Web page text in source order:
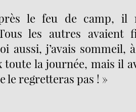
le feu de camp, il
Tous les autres
aussi, j’avais sommeil,
toute la journée, mais il
le regretteras pas ! »